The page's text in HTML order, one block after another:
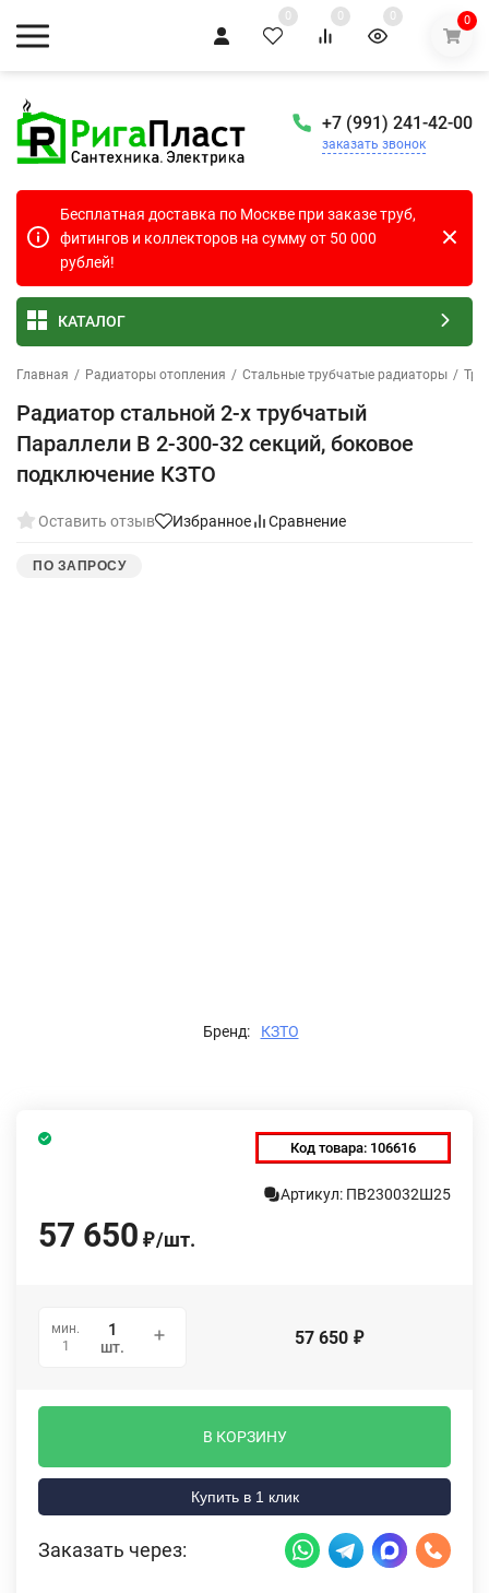
0 0 0 0
+7 (991) 241-42-00
заказать звонок
Бесплатная доставка по Москве при заказе труб,
фитингов и коллекторов на сумму от 50 000
рублей!
КАТАЛОГ
Главная / Радиаторы отопления / Стальные трубчатые радиаторы /
Радиатор стальной 2-х трубчатый
Параллели В 2-300-32 секций, боковое
подключение КЗТО
Оставить отзыв Избранное Сравнение
ПО ЗАПРОСУ
Бренд: КЗТО
Код товара: 106616
Артикул: ПВ230032Ш25
57 650 ₽/шт.
мин.
1
шт. 57 650 ₽
В КОРЗИНУ
Купить в 1 клик
Заказать через: